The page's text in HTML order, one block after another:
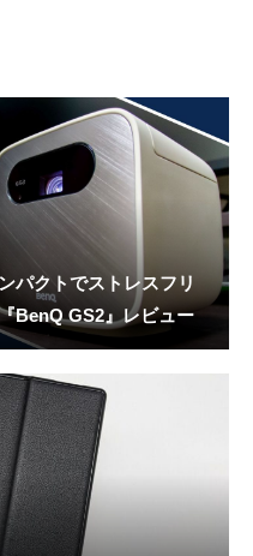
パクトでストレスフリ
BenQ GS2』レビュー